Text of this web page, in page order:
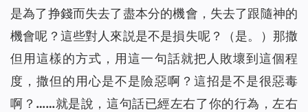
是為了挣錢而失去了盡本分的機會，失去了跟隨神的
機會呢？這些對人來説是不是損失呢？（是。）那撒
但用這樣的方式，用這一句話就把人敗壞到這個程
度，撒但的用心是不是險惡啊？這招是不是很惡毒
啊？……就是說，這句話已經左右了你的行為，左右